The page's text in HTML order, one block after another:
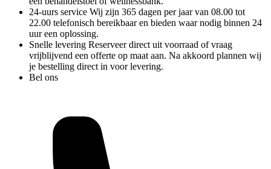
24-uurs service Wij zijn 365 dagen per jaar van 08.00 tot
22.00 telefonisch bereikbaar en bieden waar nodig binnen 24
uur een oplossing.
Snelle levering Reserveer direct uit voorraad of vraag
vrijblijvend een offerte op maat aan. Na akkoord plannen wij
je bestelling direct in voor levering.
Bel ons